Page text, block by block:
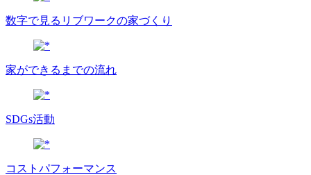
数字で⾒るリブワークの家づくり
家ができるまでの流れ
SDGs活動
コストパフォーマンス